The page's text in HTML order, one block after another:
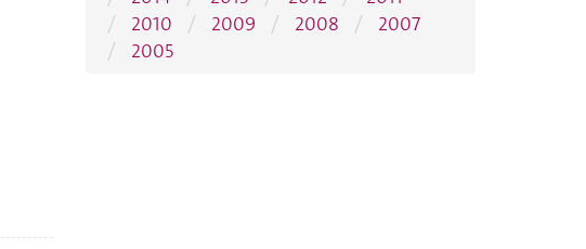
2010
2009 2008
2007
2005